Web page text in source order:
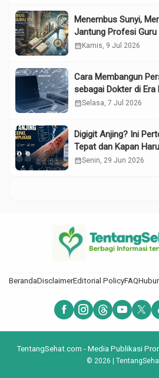
Menembus Sunyi,
Jantung Profesi Guru
calendar_month Kamis, 9 Jul 2026
Cara Membangun
sebagai Dokter di Era
calendar_monthSelasa, 7 Jul 2026
Digigit Anjing? Ini
Tepat dan Kapan
calendar_monthSenin, 29 Jun 2026
BerandaDisclaimerEditorial PolicyFAQ
TentangSehat.com - Media Publikasi
© 2026 |